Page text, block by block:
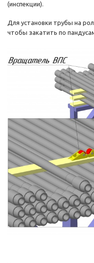
(инспекции).
Для установки трубы на
чтобы закатить по